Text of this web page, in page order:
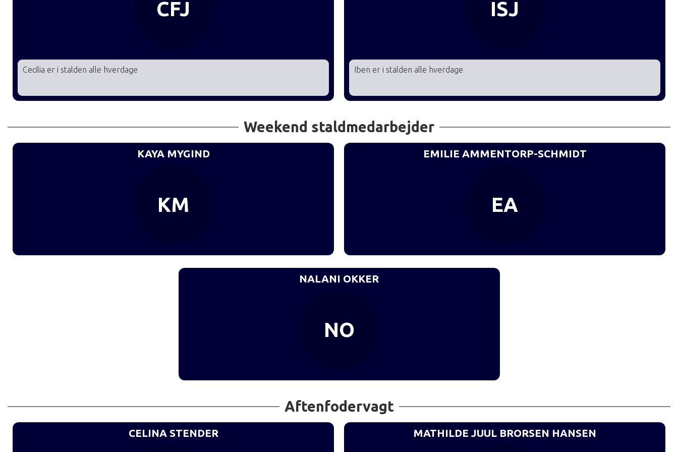
CFJ
Cecilia er i stalden alle hverdage
ISJ
Iben er i stalden alle hverdage
Weekend staldmedarbejder
KAYA MYGIND
KM
EMILIE AMMENTORP-SCHMIDT
EA
NALANI OKKER
NO
Aftenfodervagt
CELINA STENDER MATHILDE JUUL BRORSEN HANSEN